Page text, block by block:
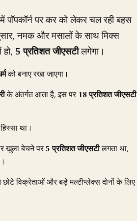
पॉपकॉर्न पर कर को लेकर चल रही बहस
नमक और मसालों के साथ मिक्स
5 प्रतिशत जीएसटीलगेगा।
को बनाए रखा जाएगा।
के अंतर्गत आता है, इस पर18 प्रतिशत जीएसटी
था।
खुला बेचने पर5 प्रतिशत जीएसटीलगता था,
विक्रेताओं और बड़े मल्टीप्लेक्स दोनों के लिए